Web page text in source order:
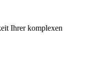
Ihrer komplexen